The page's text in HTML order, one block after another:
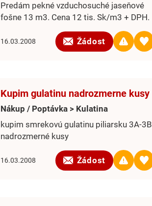
Predám pekné vzduchosuché jaseňové
fošne 13 m3. Cena 12 tis. Sk/m3 + DPH.
16.03.2008 Žádost
Kupim gulatinu nadrozmerne kusy
Nákup / Poptávka > Kulatina
kupim smrekovú gulatinu piliarsku 3A-3B
nadrozmerné kusy
16.03.2008 Žádost